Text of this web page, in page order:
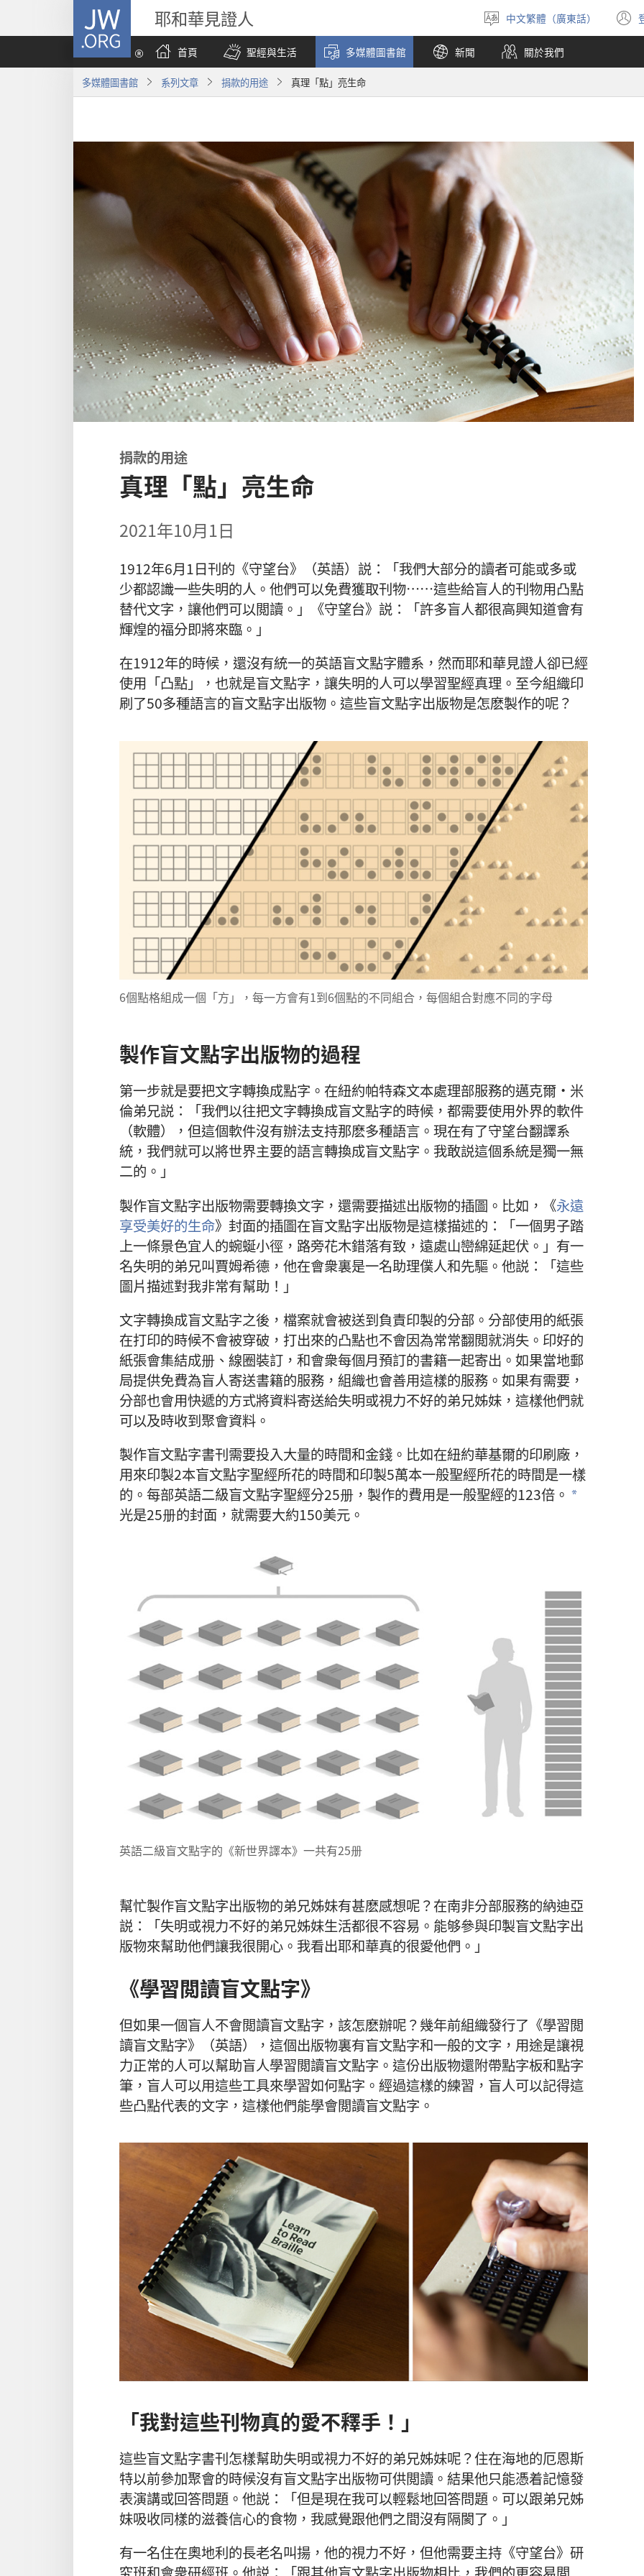
JW.ORG 耶和華見證人
選
擇
語
言
中文繁體（廣東話）
首頁
聖經與生活 多媒體圖書館 新聞 關於我們
多媒體圖書館 系列文章 捐款的用途 真理「點」亮生命
捐款的用途
真理「點」亮生命
2021年10月1日
1912年6月1日刊的《守望台》（英語）説：「我們大部分的讀者可能或多或
少都認識一些失明的人。他們可以免費獲取刊物……這些給盲人的刊物用凸點
替代文字，讓他們可以閲讀。」《守望台》説：「許多盲人都很高興知道會有
輝煌的福分即將來臨。」
在1912年的時候，還沒有統一的英語盲文點字體系，然而耶和華見證人卻已經
使用「凸點」，也就是盲文點字，讓失明的人可以學習聖經真理。至今組織印
刷了50多種語言的盲文點字出版物。這些盲文點字出版物是怎麽製作的呢？
6個點格組成一個「方」，每一方會有1到6個點的不同組合，每個組合對應不同的字母
製作盲文點字出版物的過程
第一步就是要把文字轉換成點字。在紐約帕特森文本處理部服務的邁克爾·米
倫弟兄説：「我們以往把文字轉換成盲文點字的時候，都需要使用外界的軟件
（軟體），但這個軟件沒有辦法支持那麽多種語言。現在有了守望台翻譯系
統，我們就可以將世界主要的語言轉換成盲文點字。我敢説這個系統是獨一無
二的。」
製作盲文點字出版物需要轉換文字，還需要描述出版物的插圖。比如，《永遠
享受美好的生命》封面的插圖在盲文點字出版物是這樣描述的：「一個男子踏
上一條景色宜人的蜿蜒小徑，路旁花木錯落有致，遠處山巒綿延起伏。」有一
名失明的弟兄叫賈姆希德，他在會衆裏是一名助理僕人和先驅。他説：「這些
圖片描述對我非常有幫助！」
文字轉換成盲文點字之後，檔案就會被送到負責印製的分部。分部使用的紙張
在打印的時候不會被穿破，打出來的凸點也不會因為常常翻閲就消失。印好的
紙張會集結成册、線圈裝訂，和會衆每個月預訂的書籍一起寄出。如果當地郵
局提供免費為盲人寄送書籍的服務，組織也會善用這樣的服務。如果有需要，
分部也會用快遞的方式將資料寄送給失明或視力不好的弟兄姊妹，這樣他們就
可以及時收到聚會資料。
製作盲文點字書刊需要投入大量的時間和金錢。比如在紐約華基爾的印刷廠，
用來印製2本盲文點字聖經所花的時間和印製5萬本一般聖經所花的時間是一樣
的。每部英語二級盲文點字聖經分25册，製作的費用是一般聖經的123倍。 a
光是25册的封面，就需要大約150美元。
英語二級盲文點字的《新世界譯本》一共有25册
幫忙製作盲文點字出版物的弟兄姊妹有甚麽感想呢？在南非分部服務的納迪亞
説：「失明或視力不好的弟兄姊妹生活都很不容易。能够參與印製盲文點字出
版物來幫助他們讓我很開心。我看出耶和華真的很愛他們。」
《學習閲讀盲文點字》
但如果一個盲人不會閲讀盲文點字，該怎麽辦呢？幾年前組織發行了《學習閲
讀盲文點字》（英語），這個出版物裏有盲文點字和一般的文字，用途是讓視
力正常的人可以幫助盲人學習閲讀盲文點字。這份出版物還附帶點字板和點字
筆，盲人可以用這些工具來學習如何點字。經過這樣的練習，盲人可以記得這
些凸點代表的文字，這樣他們能學會閲讀盲文點字。
「我對這些刊物真的愛不釋手！」
這些盲文點字書刊怎樣幫助失明或視力不好的弟兄姊妹呢？住在海地的厄恩斯
特以前參加聚會的時候沒有盲文點字出版物可供閲讀。結果他只能憑着記憶發
表演講或回答問題。他説：「但是現在我可以輕鬆地回答問題。可以跟弟兄姊
妹吸收同樣的滋養信心的食物，我感覺跟他們之間沒有隔閡了。」
有一名住在奧地利的長老名叫揚，他的視力不好，但他需要主持《守望台》研